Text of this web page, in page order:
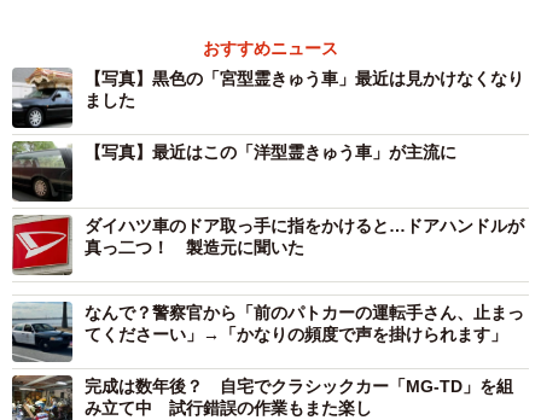
おすすめニュース
【写真】黒色の「宮型霊きゅう車」最近は見かけなくなり
ました
【写真】最近はこの「洋型霊きゅう車」が主流に
ダイハツ車のドア取っ手に指をかけると…ドアハンドルが
真っ二つ！ 製造元に聞いた
なんで？警察官から「前のパトカーの運転手さん、止まっ
てくださーい」→「かなりの頻度で声を掛けられます」
完成は数年後？ 自宅でクラシックカー「MG-TD」を組
み立て中 試行錯誤の作業もまた楽し